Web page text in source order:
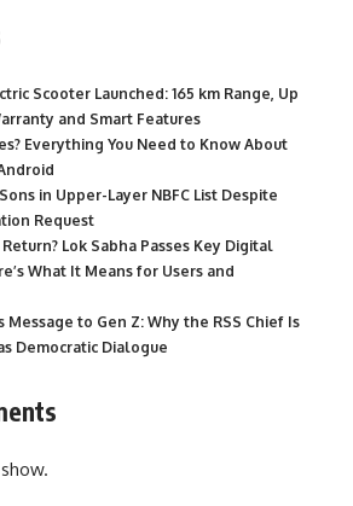
Scooter Launched: 165 km Range, Up
and Smart Features
Everything You Need to Know About
in Upper-Layer NBFC List Despite
Request
Lok Sabha Passes Key Digital
What It Means for Users and
Message to Gen Z: Why the RSS Chief Is
Democratic Dialogue